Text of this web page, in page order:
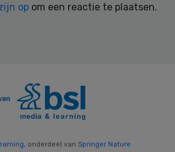
op om een reactie te plaatsen.
, onderdeel van Springer Nature